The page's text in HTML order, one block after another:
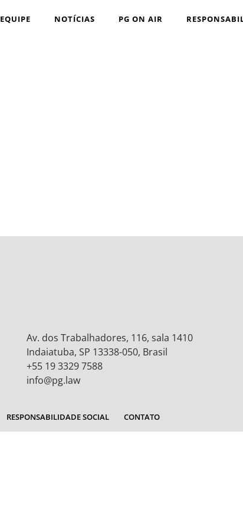
EQUIPE NOTÍCIAS PG ON AIR
Av. dos Trabalhadores, 116, sala 1410
Indaiatuba, SP 13338-050, Brasil
+55 19 3329 7588
info@pg.law
RESPONSABILIDADE SOCIAL CONTATO